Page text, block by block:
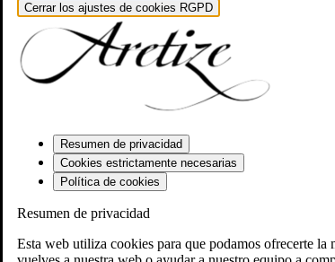
Cerrar los ajustes de cookies RGPD
Resumen de privacidad
Cookies estrictamente necesarias
Política de cookies
Resumen de privacidad
Esta web utiliza cookies para que podamos ofrecerte